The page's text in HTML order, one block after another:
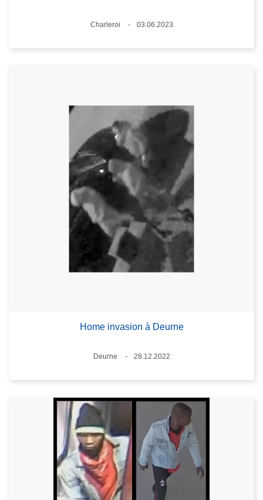
Standort
Charleroi
03.06.2023
Home invasion à Deurne
Standort
Deurne
28.12.2022